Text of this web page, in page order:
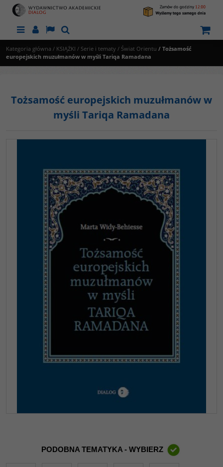
MenuPanelLangSzukaj
Kategoria główna / KSIĄŻKI / Serie i tematy / Świat Orientu / Tożsamość
europejskich muzułmanów w myśli Tariqa Ramadana
Tożsamość europejskich muzułmanów w
myśli Tariqa Ramadana
PODOBNA TEMATYKA - WYBIERZ